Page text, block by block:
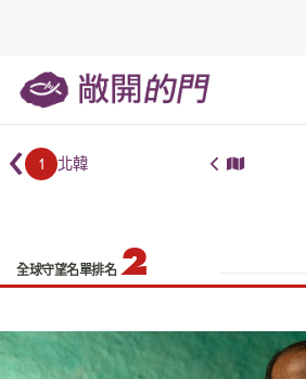
‹ 1 北韓
全球守望名單排名 2